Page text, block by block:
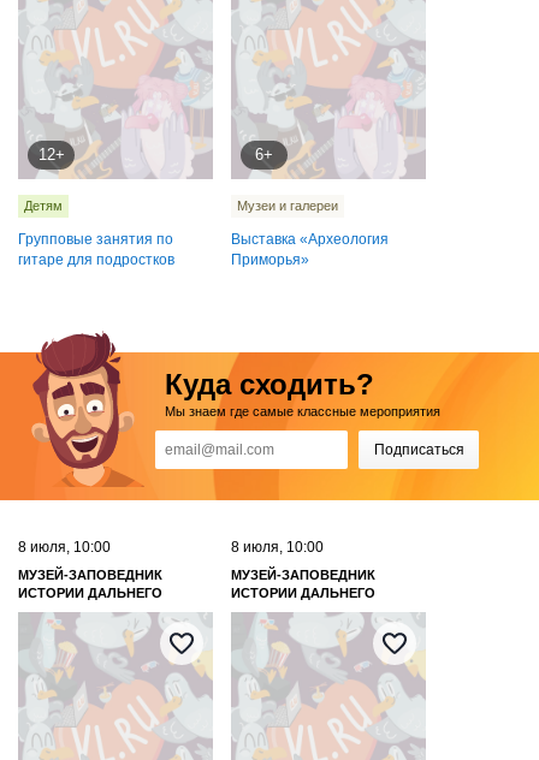
12+
Детям
Групповые занятия по
гитаре для подростков
6+
Музеи и галереи
Выставка «Археология
Приморья»
Куда сходить?
Мы знаем где самые классные мероприятия
Подписаться
8 июля, 10:00
МУЗЕЙ-ЗАПОВЕДНИК
ИСТОРИИ ДАЛЬНЕГО
ВОСТОКА ИМЕНИ В. К.
АРСЕНЬЕВА
8 июля, 10:00
МУЗЕЙ-ЗАПОВЕДНИК
ИСТОРИИ ДАЛЬНЕГО
ВОСТОКА ИМЕНИ В. К.
АРСЕНЬЕВА